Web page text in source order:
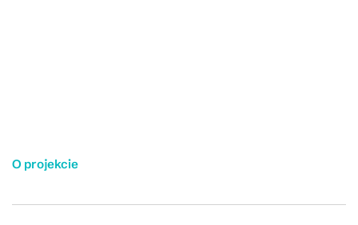
O projekcie